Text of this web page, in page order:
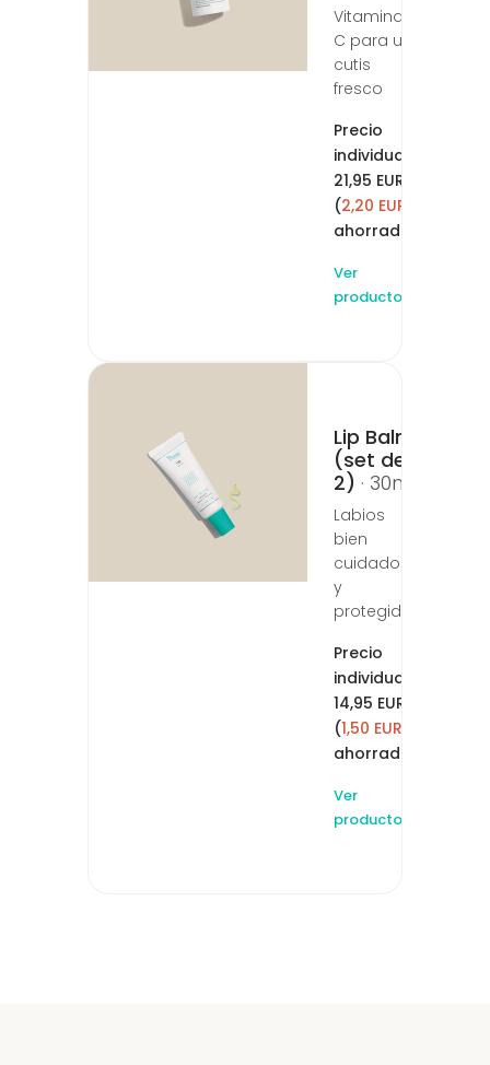
Vitamina
C para un
cutis
fresco
Precio
individual:
21,95 EUR
(2,20 EUR
ahorrado)
Ver
producto
Lip Balm
(set de
2) · 30ml
Labios
bien
cuidados
y
protegidos
Precio
individual:
14,95 EUR
(1,50 EUR
ahorrado)
Ver
producto